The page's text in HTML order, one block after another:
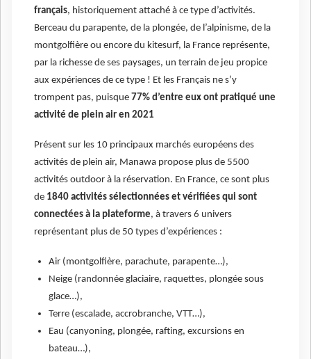
français, historiquement attaché à ce type d’activités.
Berceau du parapente, de la plongée, de l’alpinisme, de la
montgolfière ou encore du kitesurf, la France représente,
par la richesse de ses paysages, un terrain de jeu propice
aux expériences de ce type ! Et les Français ne s’y
trompent pas, puisque 77% d’entre eux ont pratiqué une
activité de plein air en 2021
Présent sur les 10 principaux marchés européens des
activités de plein air, Manawa propose plus de 5500
activités outdoor à la réservation. En France, ce sont plus
de 1840 activités sélectionnées et vérifiées qui sont
connectées à la plateforme, à travers 6 univers
représentant plus de 50 types d’expériences :
Air (montgolfière, parachute, parapente…),
Neige (randonnée glaciaire, raquettes, plongée sous
glace…),
Terre (escalade, accrobranche, VTT…),
Eau (canyoning, plongée, rafting, excursions en
bateau…),